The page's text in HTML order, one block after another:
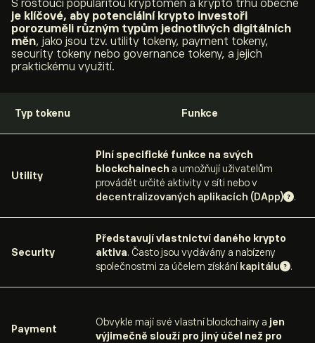
S rostoucí popularitou kryptoměn a krypto trhu obecně
je klíčové, aby potenciální krypto investoři
porozuměli různým typům jednotlivých digitálních
měn, jako jsou tzv. utility tokeny, payment tokeny,
security tokeny nebo governance tokeny, a jejich
praktickému využití.
Typ tokenu Funkce
Utility
Plní specifické funkce na svých
blockchainech a umožňují uživatelům
provádět určité aktivity v síti nebo v
decentralizovaných aplikacích (DApp)
.
Security
Představují vlastnictví daného krypto
aktiva. Často jsou vydávány a nabízeny
společnostmi za účelem získání kapitálu .
Payment
Obvykle mají své vlastní blockchainy a jen
výjimečně slouží pro jiný účel než pro